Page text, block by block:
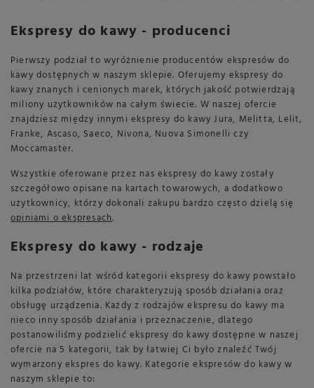
Ekspresy do kawy - producenci
Pierwszy podział to wyróżnienie producentów ekspresów do
kawy dostępnych w naszym sklepie. Oferujemy ekspresy do
kawy znanych i cenionych marek, których jakość potwierdzają
miliony użytkowników na całym świecie. W naszej ofercie
znajdziesz między innymi ekspresy do kawy Jura, Melitta, Lelit,
Franke, Ascaso, Saeco, Nivona, Nuova Simonelli czy
Moccamaster.
Wszystkie oferowane przez nas ekspresy do kawy zostały
szczegółowo opisane na kartach towarowych, a dodatkowo
użytkownicy, którzy dokonali zakupu bardzo często dzielą się
opiniami o ekspresach.
Ekspresy do kawy - rodzaje
Na przestrzeni lat wśród kategorii ekspresy do kawy powstało
kilka podziałów, które charakteryzują sposób działania oraz
obsługę urządzenia. Każdy z rodzajów ekspresu do kawy ma
nieco inny sposób działania i przeznaczenie, dlatego
postanowiliśmy podzielić ekspresy do kawy dostępne w naszej
ofercie na 5 kategorii, tak by łatwiej Ci było znaleźć Twój
wymarzony ekspres do kawy. Kategorie ekspresów do kawy w
naszym sklepie to: